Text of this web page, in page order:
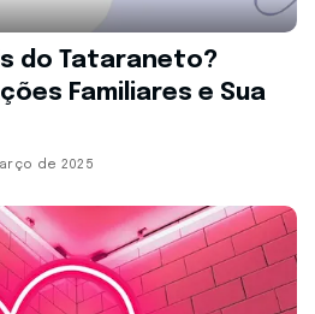
do Tataraneto?
Familiares e Sua
de 2025